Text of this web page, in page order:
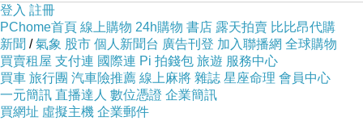
登入 註冊
PChome首頁 線上購物 24h購物 書店 露天拍賣 比比昂代購
新聞 /氣象 股市 個人新聞台 廣告刊登 加入聯播網 全球購物
買賣租屋 支付連 國際連 Pi 拍錢包 旅遊 服務中心
買車 旅行團 汽車險推薦 線上麻將 雜誌 星座命理 會員中心
一元簡訊 直播達人 數位憑證 企業簡訊
買網址 虛擬主機 企業郵件